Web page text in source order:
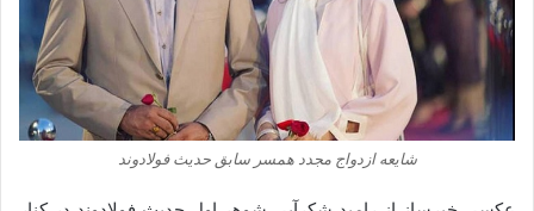
شایعه ازدواج مجدد همسر سابق حدیث فولادوند